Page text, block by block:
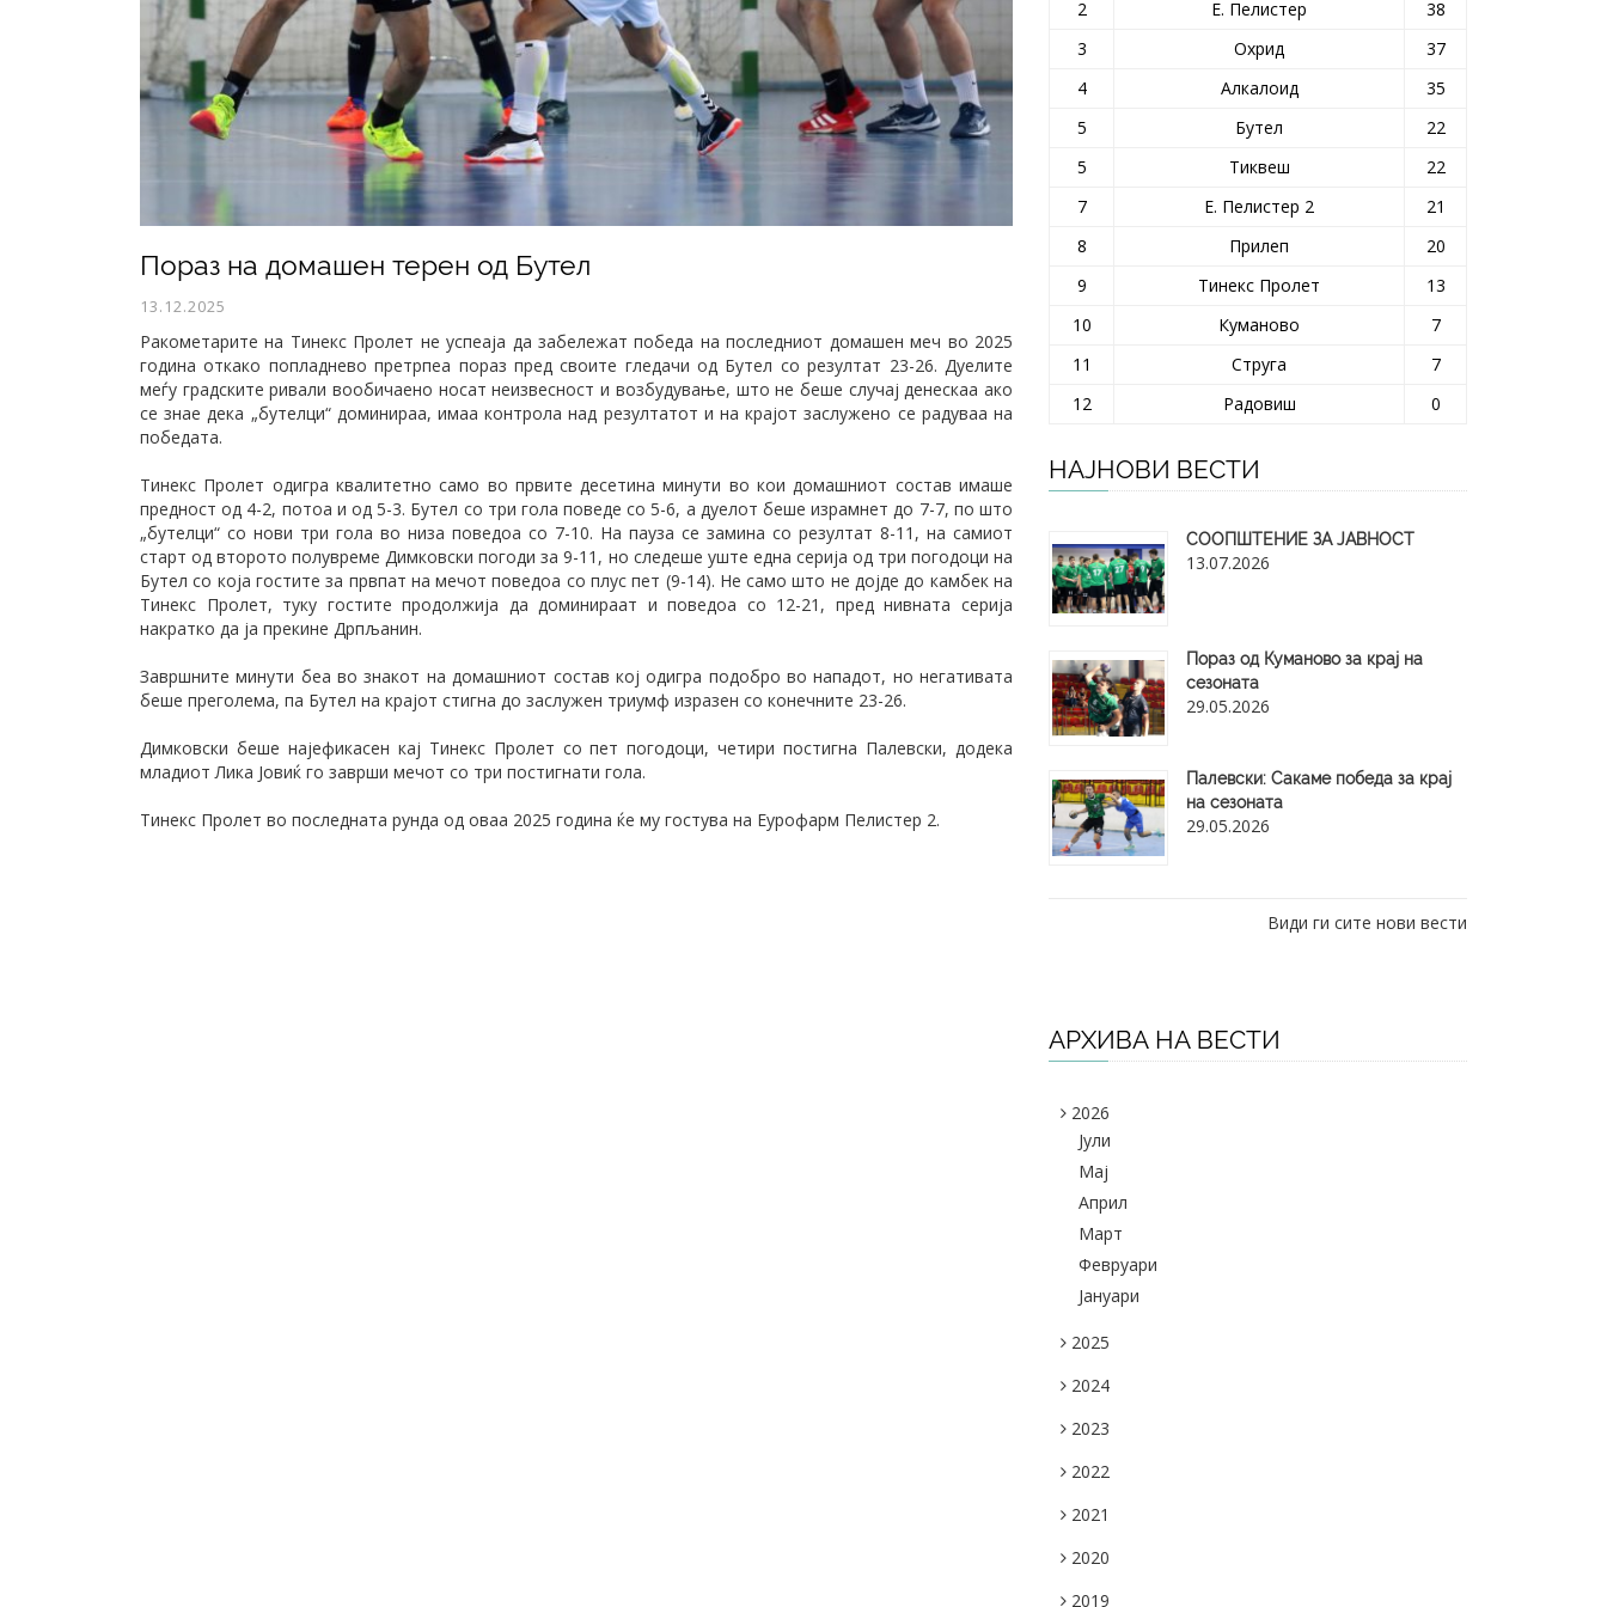
Пораз на домашен терен од Бутел
13.12.2025
Ракометарите на Тинекс Пролет не успеаја да забележат победа на последниот домашен меч во 2025
година откако попладнево претрпеа пораз пред своите гледачи од Бутел со резултат 23-26. Дуелите
меѓу градските ривали вообичаено носат неизвесност и возбудување, што не беше случај денескаа ако
се знае дека „бутелци“ доминираа, имаа контрола над резултатот и на крајот заслужено се радуваа на
победата.
Тинекс Пролет одигра квалитетно само во првите десетина минути во кои домашниот состав имаше
предност од 4-2, потоа и од 5-3. Бутел со три гола поведе со 5-6, а дуелот беше израмнет до 7-7, по што
„бутелци“ со нови три гола во низа поведоа со 7-10. На пауза се замина со резултат 8-11, на самиот
старт од второто полувреме Димковски погоди за 9-11, но следеше уште една серија од три погодоци на
Бутел со која гостите за првпат на мечот поведоа со плус пет (9-14). Не само што не дојде до камбек на
Тинекс Пролет, туку гостите продолжија да доминираат и поведоа со 12-21, пред нивната серија
накратко да ја прекине Дрпљанин.
Завршните минути беа во знакот на домашниот состав кој одигра подобро во нападот, но негативата
беше преголема, па Бутел на крајот стигна до заслужен триумф изразен со конечните 23-26.
Димковски беше најефикасен кај Тинекс Пролет со пет погодоци, четири постигна Палевски, додека
младиот Лика Јовиќ го заврши мечот со три постигнати гола.
Тинекс Пролет во последната рунда од оваа 2025 година ќе му гостува на Еурофарм Пелистер 2.
2 Е. Пелистер
38
3
Охрид
37
4
Алкалоид
35
5
Бутел
22
5
Тиквеш
22
7
Е. Пелистер 2
21
8
Прилеп
20
9
Тинекс Пролет
13
10
Куманово
7
11
Струга
7
12
Радовиш 0
НАЈНОВИ ВЕСТИ
СООПШТЕНИЕ ЗА ЈАВНОСТ
13.07.2026
Пораз од Куманово за крај на
сезоната
29.05.2026
​Палевски: Сакаме победа за крај
на сезоната
29.05.2026
Види ги сите нови вести
АРХИВА НА ВЕСТИ
2026
Јули
Maj
Април
Март
Февруари
Јануари
2025
2024
2023
2022
2021
2020
2019